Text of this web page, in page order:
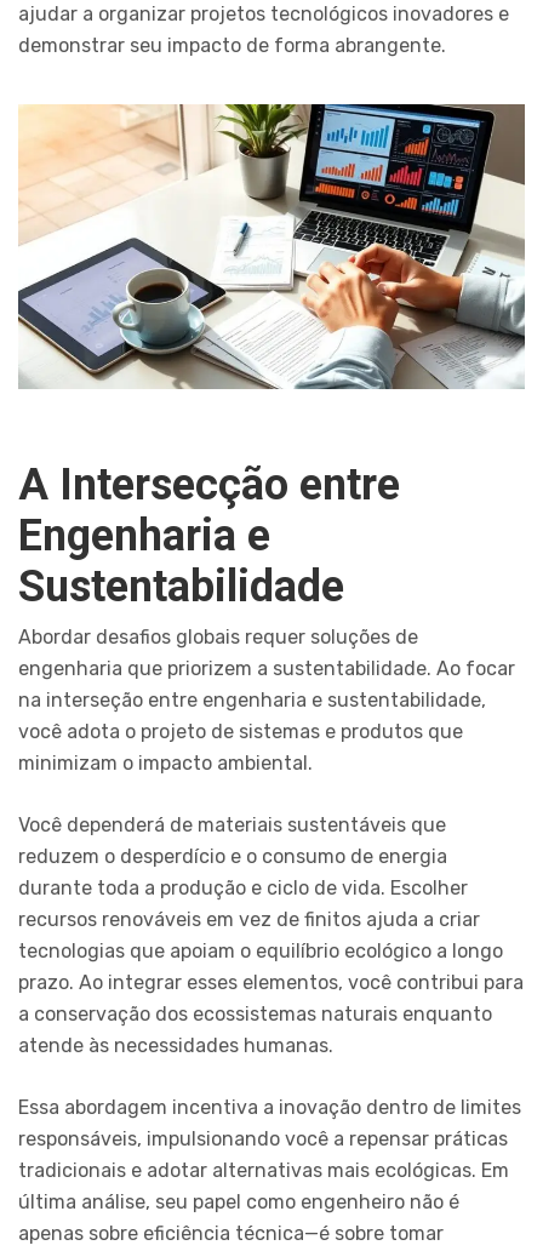
ajudar a organizar projetos tecnológicos inovadores e
demonstrar seu impacto de forma abrangente.
A Intersecção entre
Engenharia e
Sustentabilidade
Abordar desafios globais requer soluções de
engenharia que priorizem a sustentabilidade. Ao focar
na interseção entre engenharia e sustentabilidade,
você adota o projeto de sistemas e produtos que
minimizam o impacto ambiental.
Você dependerá de materiais sustentáveis que
reduzem o desperdício e o consumo de energia
durante toda a produção e ciclo de vida. Escolher
recursos renováveis em vez de finitos ajuda a criar
tecnologias que apoiam o equilíbrio ecológico a longo
prazo. Ao integrar esses elementos, você contribui para
a conservação dos ecossistemas naturais enquanto
atende às necessidades humanas.
Essa abordagem incentiva a inovação dentro de limites
responsáveis, impulsionando você a repensar práticas
tradicionais e adotar alternativas mais ecológicas. Em
última análise, seu papel como engenheiro não é
apenas sobre eficiência técnica—é sobre tomar